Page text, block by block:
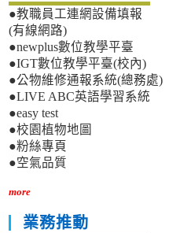
●教職員工連網設備填報
(有線網路)
●newplus數位教學平臺
●IGT數位教學平臺(校內)
●公物維修通報系統(總務處)
●LIVE ABC英語學習系統
●easy test
●校園植物地圖
●粉絲專頁
●空氣品質
more
業務推動